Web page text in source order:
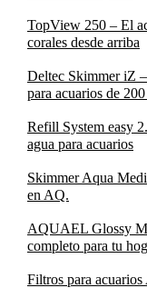
TopView 250 – El
corales desde arriba
Deltec Skimmer iZ
para acuarios de
Refill System easy
agua para acuarios
Skimmer Aqua
en AQ.
AQUAEL Glossy
completo para tu
Filtros para